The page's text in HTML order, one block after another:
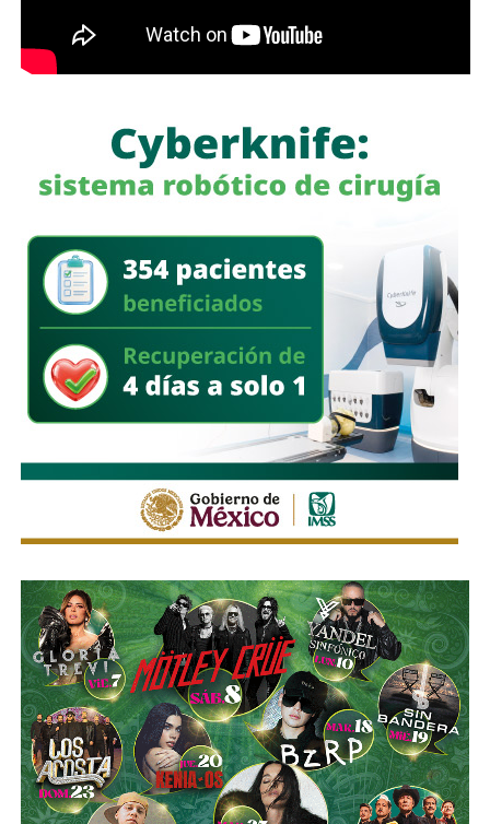
potabilización y la continuidad del suministro de agua
potable.